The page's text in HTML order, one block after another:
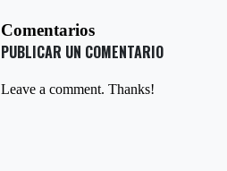
Comentarios
PUBLICAR UN COMENTARIO
Leave a comment. Thanks!